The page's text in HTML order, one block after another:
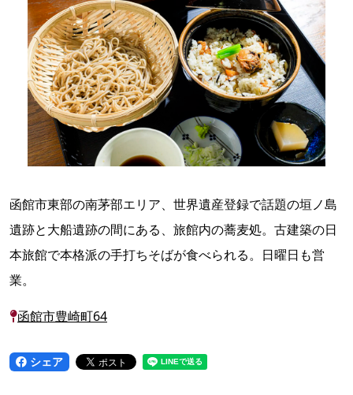
函館市東部の南茅部エリア、世界遺産登録で話題の垣ノ島
遺跡と大船遺跡の間にある、旅館内の蕎麦処。古建築の日
本旅館で本格派の手打ちそばが食べられる。日曜日も営
業。
函館市豊崎町64
シェア